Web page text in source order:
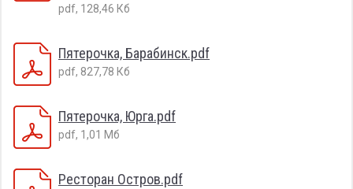
pdf, 128,46 Кб
Пятерочка, Барабинск.pdf
pdf, 827,78 Кб
Пятерочка, Юрга.pdf
pdf, 1,01 Мб
Ресторан Остров.pdf